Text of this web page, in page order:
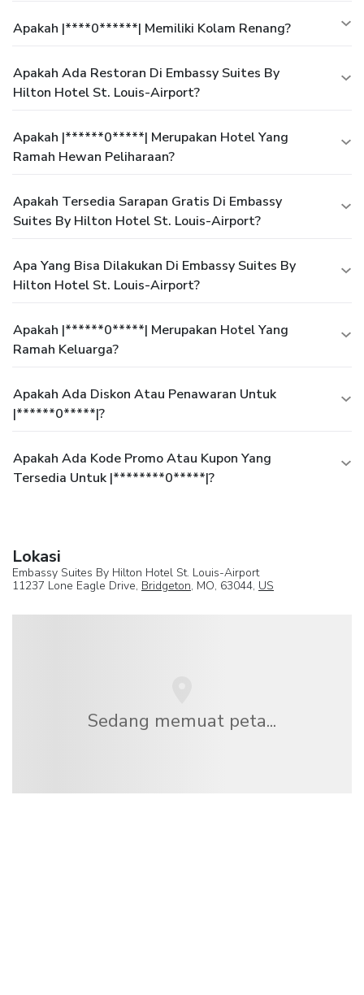
Apakah |****0******| Memiliki Kolam Renang?
Apakah Ada Restoran Di Embassy Suites By
Hilton Hotel St. Louis-Airport?
Apakah |******0*****| Merupakan Hotel Yang
Ramah Hewan Peliharaan?
Apakah Tersedia Sarapan Gratis Di Embassy
Suites By Hilton Hotel St. Louis-Airport?
Apa Yang Bisa Dilakukan Di Embassy Suites By
Hilton Hotel St. Louis-Airport?
Apakah |******0*****| Merupakan Hotel Yang
Ramah Keluarga?
Apakah Ada Diskon Atau Penawaran Untuk
|******0*****|?
Apakah Ada Kode Promo Atau Kupon Yang
Tersedia Untuk |********0*****|?
Lokasi
Embassy Suites By Hilton Hotel St. Louis-Airport
11237 Lone Eagle Drive, Bridgeton, MO, 63044, US
Sedang memuat peta...